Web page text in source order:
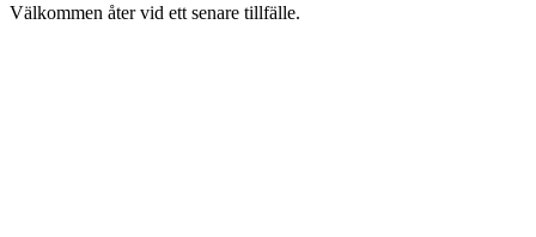
Välkommen åter vid ett senare tillfälle.